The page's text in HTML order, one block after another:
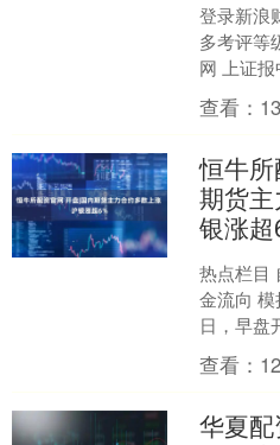
登录新浪
多考评等
网 上证
容百科技
日收....
查看：
恒牛
期货
银涨
热点栏目
金流向
日，早盘
上涨，沪
锡涨....
查看：
华夏